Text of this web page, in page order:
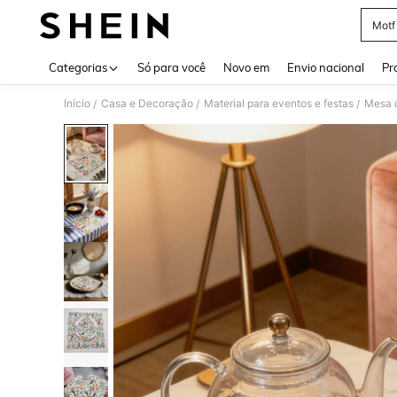
Motf
Categorias Só para você Novo em Envio nacional
Início / Casa e Decoração / Material para eventos e festas / Mesa